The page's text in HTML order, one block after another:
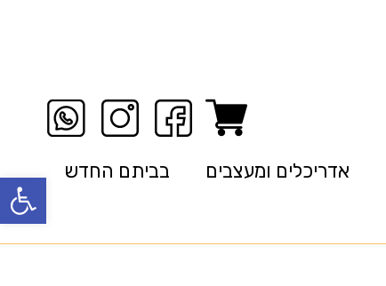
פתח אדריכלים ומעצבים
בביתם החדש